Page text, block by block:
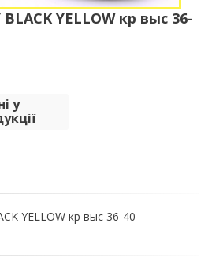
BLACK YELLOW кр выс 36-
у
YELLOW кр выс 36-40